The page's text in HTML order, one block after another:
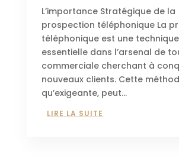
L’importance Stratégique de la
prospection téléphonique La
téléphonique est une technique
essentielle dans l’arsenal de
commerciale cherchant à
nouveaux clients. Cette
qu’exigeante, peut...
LIRE LA SUITE